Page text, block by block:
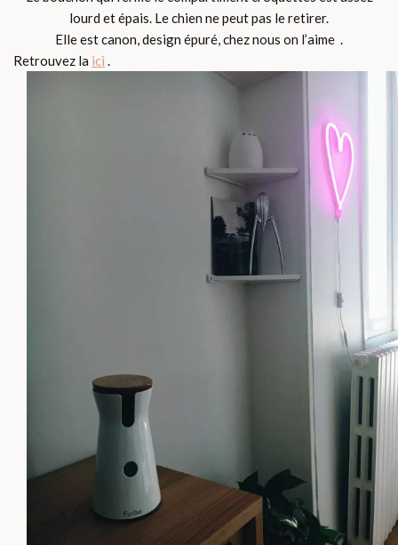
lourd et épais. Le chien ne peut pas le retirer.
Elle est canon, design épuré, chez nous on l’aime .
Retrouvez la ici .